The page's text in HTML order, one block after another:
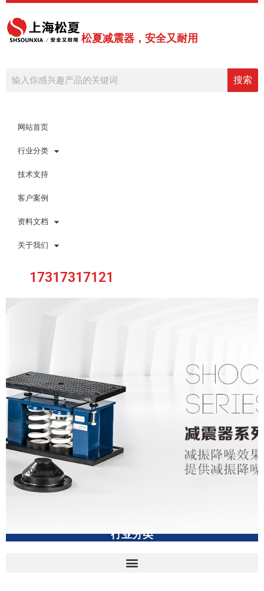
跳
内
松夏减震器，安全又耐用
搜索
网站首页
行业分类
技术支持
客户案例
资料文档
关于我们
17317317121
行业分类